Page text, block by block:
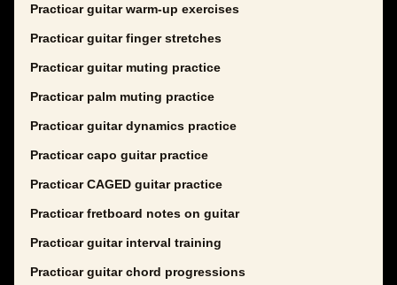
Practicar guitar warm-up exercises
Practicar guitar finger stretches
Practicar guitar muting practice
Practicar palm muting practice
Practicar guitar dynamics practice
Practicar capo guitar practice
Practicar CAGED guitar practice
Practicar fretboard notes on guitar
Practicar guitar interval training
Practicar guitar chord progressions